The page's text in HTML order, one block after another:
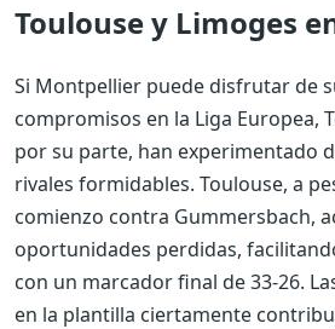
Toulouse y Limoges
Si Montpellier puede disfrutar de
compromisos en la Liga Europea,
por su parte, han experimentado
rivales formidables. Toulouse, a
comienzo contra Gummersbach,
oportunidades perdidas,
con un marcador final de 33-26.
en la plantilla ciertamente